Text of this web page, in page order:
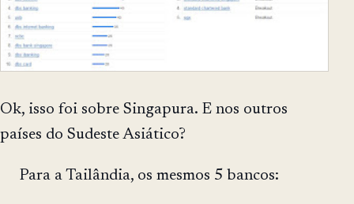
Ok, isso foi sobre Singapura. E nos outros
países do Sudeste Asiático?
Para a Tailândia, os mesmos 5 bancos: